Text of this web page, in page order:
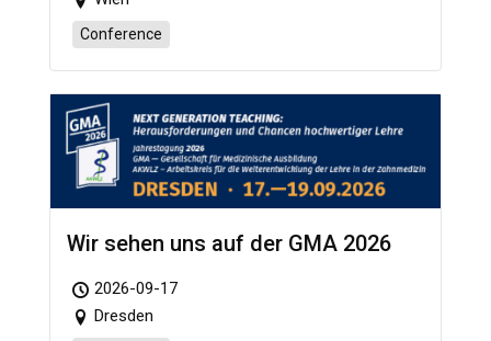
Conference
Wir sehen uns auf der GMA 2026
2026-09-17
Dresden